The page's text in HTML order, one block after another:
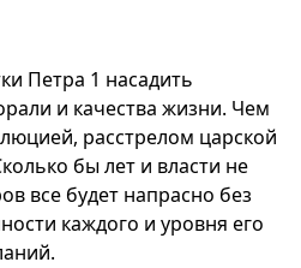
Петра 1 насадить
и качества жизни. Чем
расстрелом царской
бы лет и власти не
все будет напрасно без
каждого и уровня его